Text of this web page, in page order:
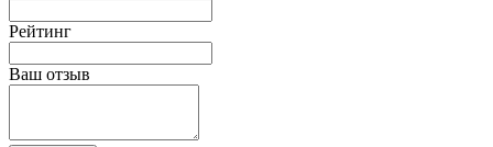
Рейтинг
Ваш отзыв